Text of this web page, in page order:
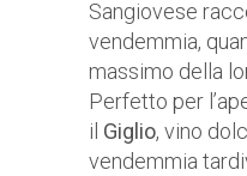
Sangiovese
vendemmia,
massimo della
Perfetto per
il Giglio, vino
vendemmia